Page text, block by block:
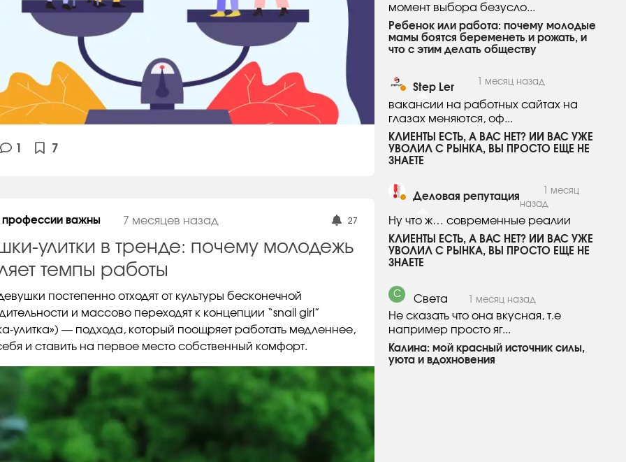
1 7
профессии важны 7 месяцев назад 27
улитки в тренде: почему молодежь
темпы работы
постепенно отходят от культуры бесконечной
и массово переходят к концепции “snail girl”
улитка») — подхода, который поощряет работать медленнее,
и ставить на первое место собственный комфорт.
момент выбора безусло...
Ребенок или работа: почему молодые
мамы боятся беременеть и рожать, и
что с этим делать обществу
Step Ler
1 месяц назад
вакансии на работных сайтах на
глазах меняются, оф...
​КЛИЕНТЫ ЕСТЬ, А ВАС НЕТ? ИИ ВАС УЖЕ
УВОЛИЛ С РЫНКА, ВЫ ПРОСТО ЕЩЕ НЕ
ЗНАЕТЕ
Деловая репутация
1 месяц
назад
Ну что ж… современные реалии
​КЛИЕНТЫ ЕСТЬ, А ВАС НЕТ? ИИ ВАС УЖЕ
УВОЛИЛ С РЫНКА, ВЫ ПРОСТО ЕЩЕ НЕ
ЗНАЕТЕ
С Света 1 месяц назад
Не сказать что она вкусная, т.е
например просто яг...
Калина: мой красный источник силы,
уюта и вдохновения